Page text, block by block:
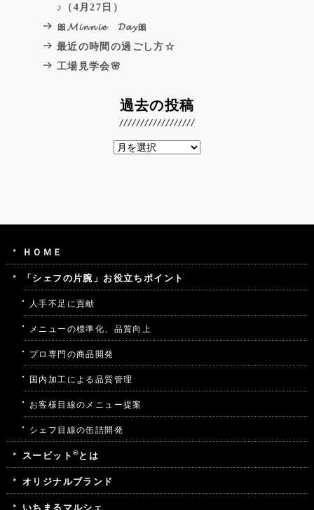
♪（4月27日）
🎀𝓜𝓲𝓷𝓷𝓲𝓮 𝓓𝓪𝔂🎀
最近の時間の過ごし方☆
工場見学会🌸
過去の投稿
ＨＯＭＥ
「シェフの片腕」お役立ちポイント
人手不足に貢献
メニューの標準化、品質向上
プロ専門の商品開発
国内加工による品質管理
お客様目線のメニュー提案
シェフ目線の缶詰開発
スービット ®とは
オリジナルブランド
いちまるマルシェ